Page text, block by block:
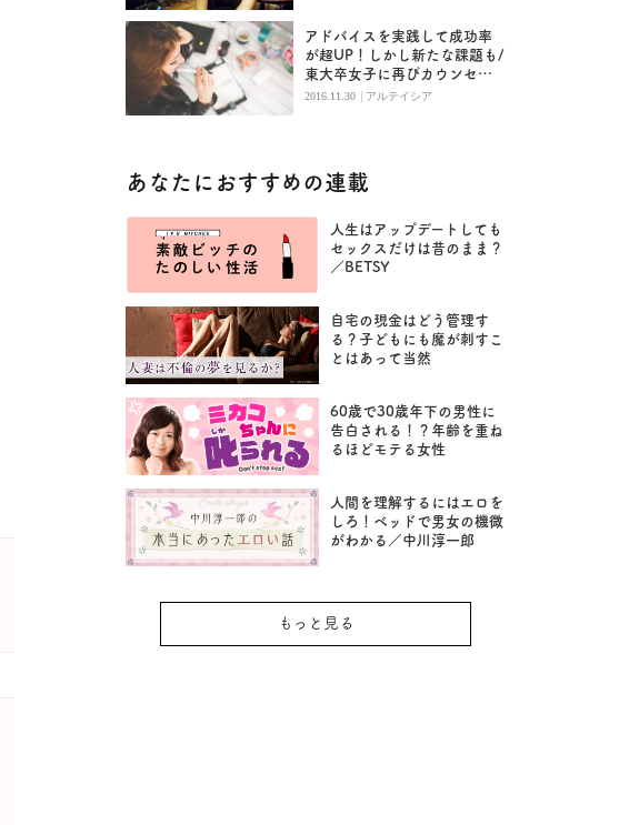
アドバイスを実践して成功率
が超UP！しかし新たな課題も/
東大卒女子に再びカウンセリ
ング①
2016.11.30 | アルテイシア
あなたにおすすめの連載
人生はアップデートしても
セックスだけは昔のまま？
／BETSY
自宅の現金はどう管理す
る？子どもにも魔が刺すこ
とはあって当然
60歳で30歳年下の男性に
告白される！？年齢を重ね
るほどモテる女性
人間を理解するにはエロを
しろ！ベッドで男女の機微
がわかる／中川淳一郎
もっと見る